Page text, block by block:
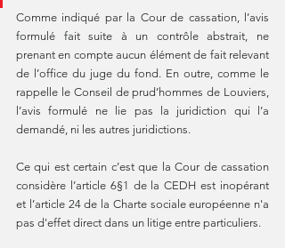
Comme indiqué par la Cour de cassation, l’avis
formulé fait suite à un contrôle abstrait, ne
prenant en compte aucun élément de fait relevant
de l’office du juge du fond. En outre, comme le
rappelle le Conseil de prud’hommes de Louviers,
l’avis formulé ne lie pas la juridiction qui l’a
demandé, ni les autres juridictions.
Ce qui est certain c’est que la Cour de cassation
considère l’article 6§1 de la CEDH est inopérant
et l’article 24 de la Charte sociale européenne n'a
pas d'effet direct dans un litige entre particuliers.